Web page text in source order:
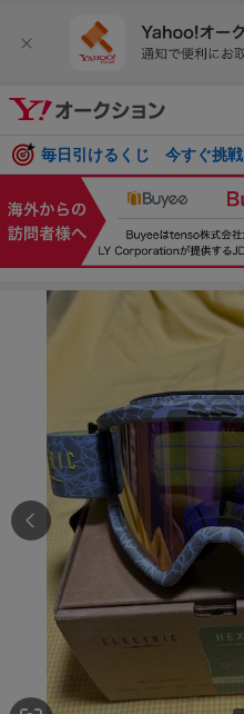
毎日引けるくじ 今すぐ挑戦